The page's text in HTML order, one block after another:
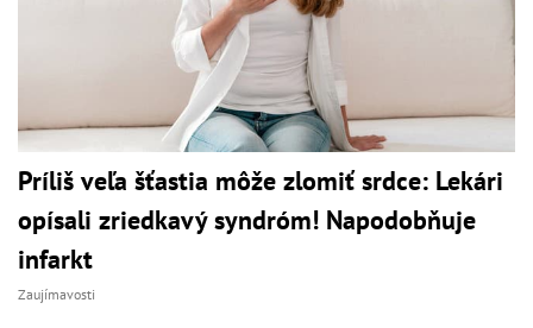
Príliš veľa šťastia môže zlomiť srdce: Lekári
opísali zriedkavý syndróm! Napodobňuje
infarkt
Zaujímavosti